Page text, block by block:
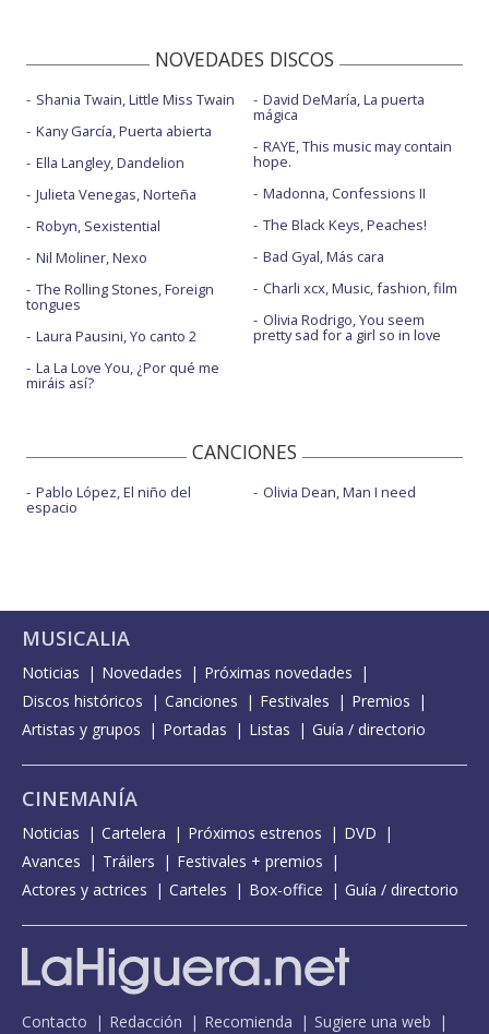
NOVEDADES DISCOS
Shania Twain, Little Miss Twain
Kany García, Puerta abierta
Ella Langley, Dandelion
Julieta Venegas, Norteña
Robyn, Sexistential
Nil Moliner, Nexo
The Rolling Stones, Foreign
tongues
Laura Pausini, Yo canto 2
La La Love You, ¿Por qué me
miráis así?
David DeMaría, La puerta
mágica
RAYE, This music may contain
hope.
Madonna, Confessions II
The Black Keys, Peaches!
Bad Gyal, Más cara
Charli xcx, Music, fashion, film
Olivia Rodrigo, You seem
pretty sad for a girl so in love
CANCIONES
Pablo López, El niño del
espacio
Olivia Dean, Man I need
MUSICALIA
Noticias Novedades
Próximas novedades
Discos históricos
Canciones Festivales
Premios
Artistas y grupos
Portadas Listas Guía / directorio
CINEMANÍA
Noticias Cartelera Próximos estrenos
DVD
Avances
Tráilers
Festivales + premios
Actores y actrices
Carteles Box-office Guía / directorio
Contacto Redacción Recomienda Sugiere una web